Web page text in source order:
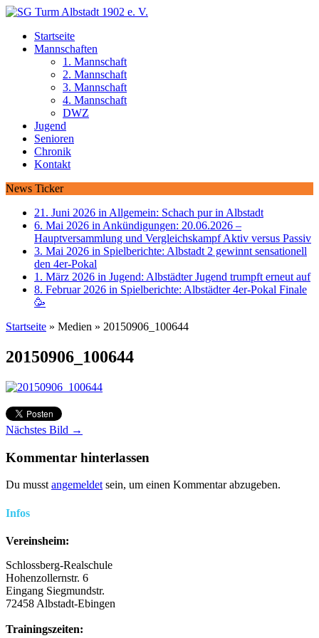
Startseite
Mannschaften
1. Mannschaft
2. Mannschaft
3. Mannschaft
4. Mannschaft
DWZ
Jugend
Senioren
Chronik
Kontakt
News Ticker
21. Juni 2026 in Allgemein: Schach pur in Albstadt
6. Mai 2026 in Ankündigungen: 20.06.2026 –
Hauptversammlung und Vergleichskampf Aktiv versus Passiv
3. Mai 2026 in Spielberichte: Albstadt 2 gewinnt sensationell
den 4er-Pokal
1. März 2026 in Jugend: Albstädter Jugend trumpft erneut auf
8. Februar 2026 in Spielberichte: Albstädter 4er-Pokal Finale
🥳
Startseite » Medien » 20150906_100644
20150906_100644
Nächstes Bild →
Kommentar hinterlassen
Du musst angemeldet sein, um einen Kommentar abzugeben.
Infos
Vereinsheim:
Schlossberg-Realschule
Hohenzollernstr. 6
Eingang Siegmundstr.
72458 Albstadt-Ebingen
Trainingszeiten: